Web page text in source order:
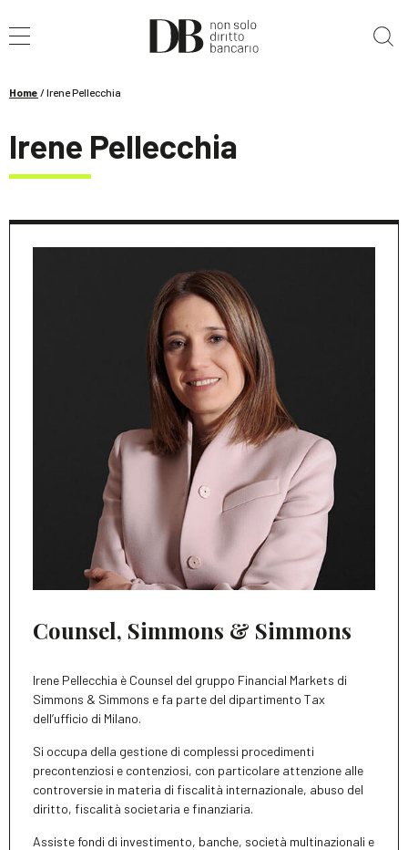
Home /Irene Pellecchia
Irene Pellecchia
Counsel, Simmons & Simmons
Irene Pellecchia è Counsel del gruppo Financial Markets di
Simmons & Simmons e fa parte del dipartimento Tax
dell’ufficio di Milano.​
Si occupa della gestione di complessi procedimenti
precontenziosi e contenziosi, con particolare attenzione alle
controversie in materia di fiscalità internazionale, abuso del
diritto, fiscalità societaria e finanziaria.
Assiste fondi di investimento, banche, società multinazionali e